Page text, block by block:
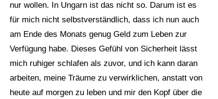
nur wollen. In Ungarn ist das nicht so. Darum ist es
für mich nicht selbstverständlich, dass ich nun auch
am Ende des Monats genug Geld zum Leben zur
Verfügung habe. Dieses Gefühl von Sicherheit lässt
mich ruhiger schlafen als zuvor, und ich kann daran
arbeiten, meine Träume zu verwirklichen, anstatt von
heute auf morgen zu leben und mir den Kopf über die